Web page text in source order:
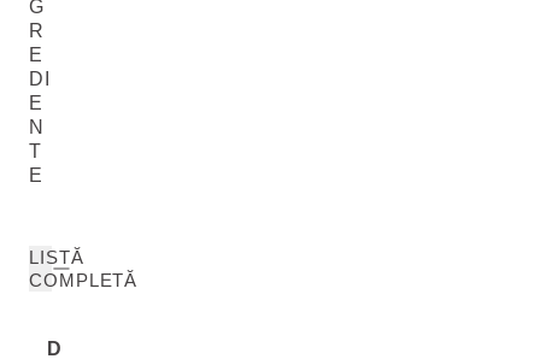
G
R
E
DI
E
N
T
E
LISTĂ
COMPLETĂ
D